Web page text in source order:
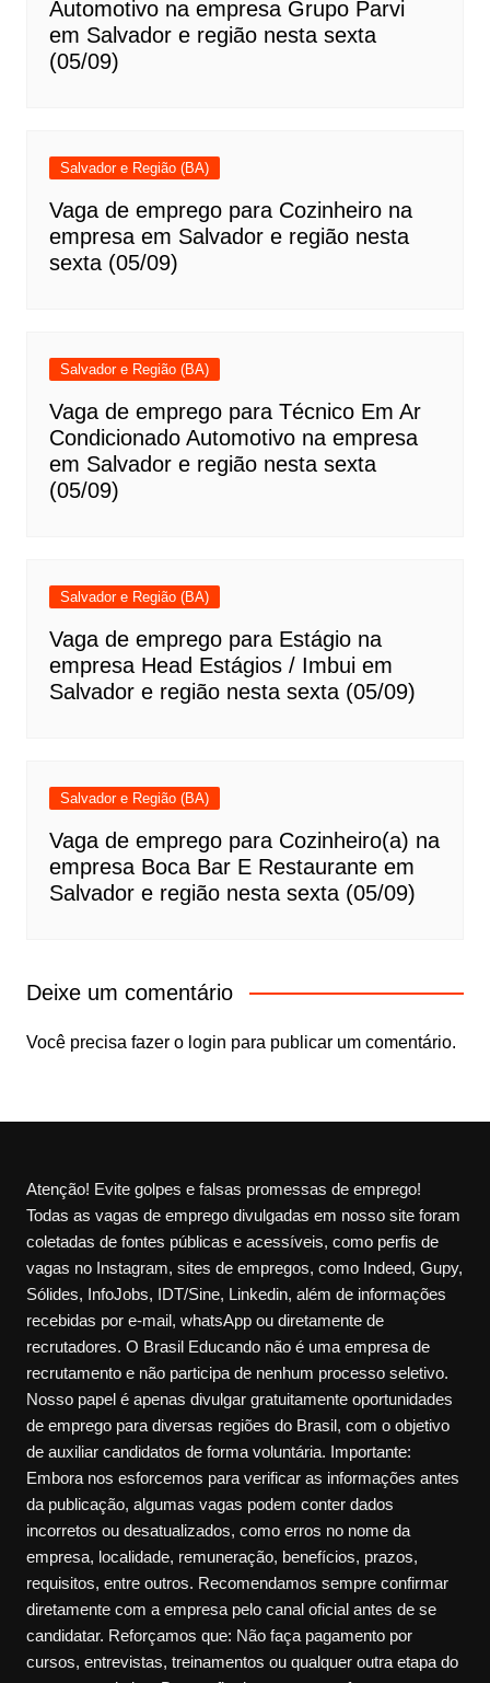
Automotivo na empresa Grupo Parvi
em Salvador e região nesta sexta
(05/09)
Salvador e Região (BA)
Vaga de emprego para Cozinheiro na
empresa em Salvador e região nesta
sexta (05/09)
Salvador e Região (BA)
Vaga de emprego para Técnico Em Ar
Condicionado Automotivo na empresa
em Salvador e região nesta sexta
(05/09)
Salvador e Região (BA)
Vaga de emprego para Estágio na
empresa Head Estágios / Imbui em
Salvador e região nesta sexta (05/09)
Salvador e Região (BA)
Vaga de emprego para Cozinheiro(a) na
empresa Boca Bar E Restaurante em
Salvador e região nesta sexta (05/09)
Deixe um comentário
Você precisa fazer o login para publicar um comentário.
Atenção! Evite golpes e falsas promessas de emprego!
Todas as vagas de emprego divulgadas em nosso site foram
coletadas de fontes públicas e acessíveis, como perfis de
vagas no Instagram, sites de empregos, como Indeed, Gupy,
Sólides, InfoJobs, IDT/Sine, Linkedin, além de informações
recebidas por e-mail, whatsApp ou diretamente de
recrutadores. O Brasil Educando não é uma empresa de
recrutamento e não participa de nenhum processo seletivo.
Nosso papel é apenas divulgar gratuitamente oportunidades
de emprego para diversas regiões do Brasil, com o objetivo
de auxiliar candidatos de forma voluntária. Importante:
Embora nos esforcemos para verificar as informações antes
da publicação, algumas vagas podem conter dados
incorretos ou desatualizados, como erros no nome da
empresa, localidade, remuneração, benefícios, prazos,
requisitos, entre outros. Recomendamos sempre confirmar
diretamente com a empresa pelo canal oficial antes de se
candidatar. Reforçamos que: Não faça pagamento por
cursos, entrevistas, treinamentos ou qualquer outra etapa do